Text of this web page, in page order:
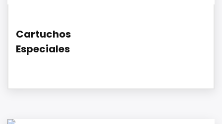
Cartuchos
Especiales